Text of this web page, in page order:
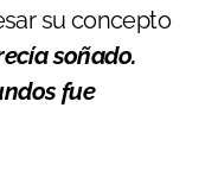
su concepto
soñado.
fue